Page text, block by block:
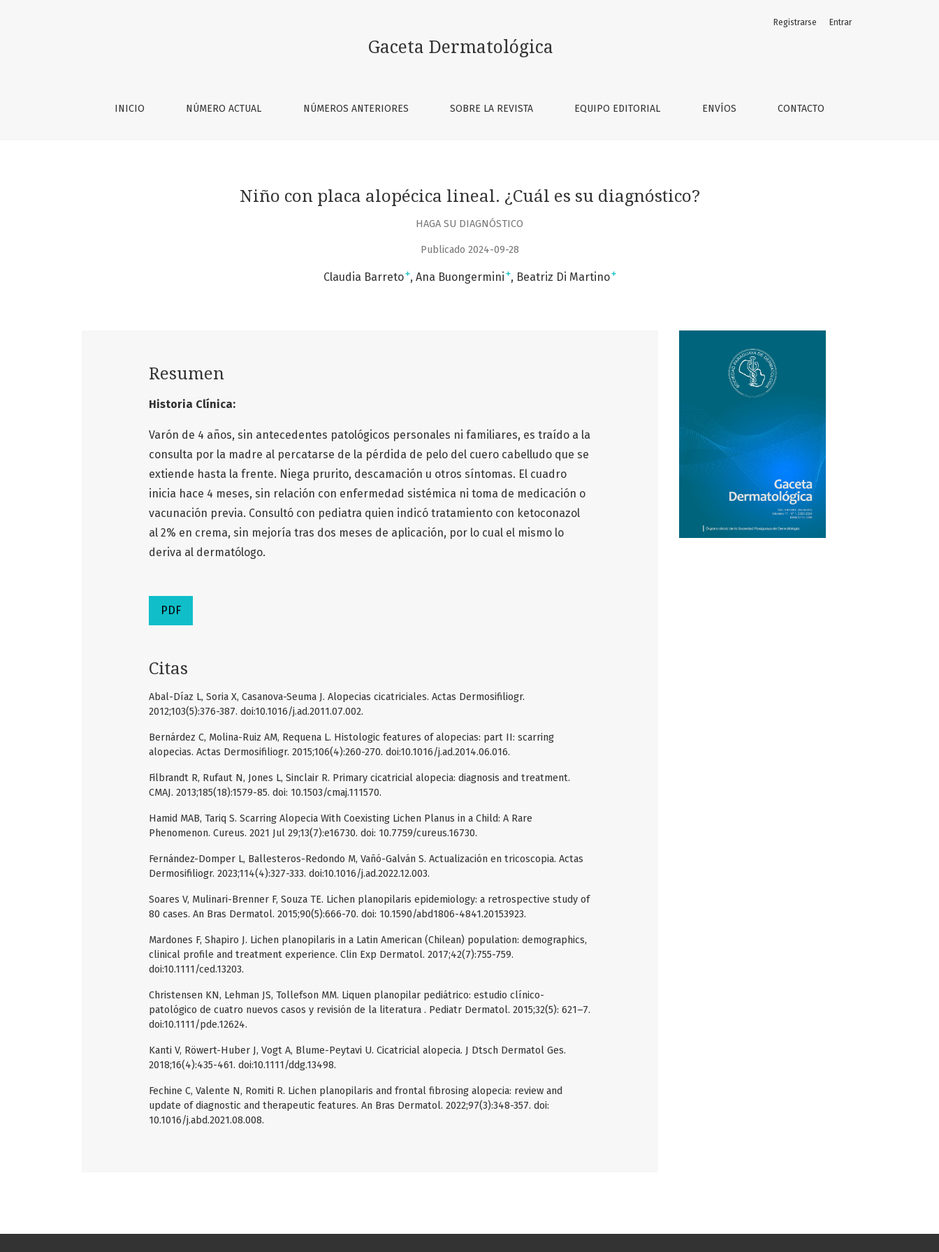
Gaceta Dermatológica
INICIO NÚMERO ACTUAL NÚMEROS ANTERIORES SOBRE LA REVISTA EQUIPO EDITORIAL ENVÍOS CONTACTO
Registrarse Entrar
Niño con placa alopécica lineal. ¿Cuál es su diagnóstico?
HAGA SU DIAGNÓSTICO
Publicado 2024-09-28
Claudia Barreto+ Ana Buongermini + Beatriz Di Martino+
Resumen
Historia Clínica:
Varón de 4 años, sin antecedentes patológicos personales ni familiares, es traído a la
consulta por la madre al percatarse de la pérdida de pelo del cuero cabelludo que se
extiende hasta la frente. Niega prurito, descamación u otros síntomas. El cuadro
inicia hace 4 meses, sin relación con enfermedad sistémica ni toma de medicación o
vacunación previa. Consultó con pediatra quien indicó tratamiento con ketoconazol
al 2% en crema, sin mejoría tras dos meses de aplicación, por lo cual el mismo lo
deriva al dermatólogo.
PDF
Citas
Abal-Díaz L, Soria X, Casanova-Seuma J. Alopecias cicatriciales. Actas Dermosifiliogr.
2012;103(5):376-387. doi:10.1016/j.ad.2011.07.002.
Bernárdez C, Molina-Ruiz AM, Requena L. Histologic features of alopecias: part II: scarring
alopecias. Actas Dermosifiliogr. 2015;106(4):260-270. doi:10.1016/j.ad.2014.06.016.
Filbrandt R, Rufaut N, Jones L, Sinclair R. Primary cicatricial alopecia: diagnosis and treatment.
CMAJ. 2013;185(18):1579-85. doi: 10.1503/cmaj.111570.
Hamid MAB, Tariq S. Scarring Alopecia With Coexisting Lichen Planus in a Child: A Rare
Phenomenon. Cureus. 2021 Jul 29;13(7):e16730. doi: 10.7759/cureus.16730.
Fernández-Domper L, Ballesteros-Redondo M, Vañó-Galván S. Actualización en tricoscopia. Actas
Dermosifiliogr. 2023;114(4):327-333. doi:10.1016/j.ad.2022.12.003.
Soares V, Mulinari-Brenner F, Souza TE. Lichen planopilaris epidemiology: a retrospective study of
80 cases. An Bras Dermatol. 2015;90(5):666-70. doi: 10.1590/abd1806-4841.20153923.
Mardones F, Shapiro J. Lichen planopilaris in a Latin American (Chilean) population: demographics,
clinical profile and treatment experience. Clin Exp Dermatol. 2017;42(7):755-759.
doi:10.1111/ced.13203.
Christensen KN, Lehman JS, Tollefson MM. Liquen planopilar pediátrico: estudio clínico-
patológico de cuatro nuevos casos y revisión de la literatura . Pediatr Dermatol. 2015;32(5): 621–7.
doi:10.1111/pde.12624.
Kanti V, Röwert-Huber J, Vogt A, Blume-Peytavi U. Cicatricial alopecia. J Dtsch Dermatol Ges.
2018;16(4):435-461. doi:10.1111/ddg.13498.
Fechine C, Valente N, Romiti R. Lichen planopilaris and frontal fibrosing alopecia: review and
update of diagnostic and therapeutic features. An Bras Dermatol. 2022;97(3):348-357. doi:
10.1016/j.abd.2021.08.008.